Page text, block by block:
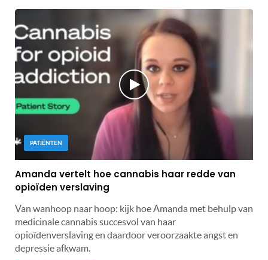
PATIËNTEN
Amanda vertelt hoe cannabis haar redde van
opioïden verslaving
Van wanhoop naar hoop: kijk hoe Amanda met behulp van
medicinale cannabis succesvol van haar
opioïdenverslaving en daardoor veroorzaakte angst en
depressie afkwam.